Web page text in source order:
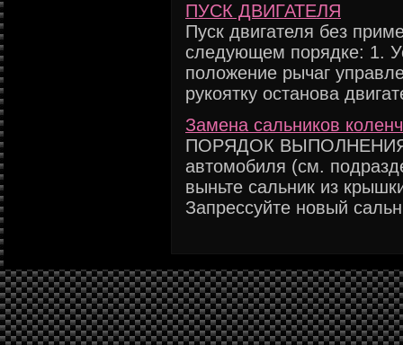
ПУСК ДBИГАТEЛЯ
Пуск двигателя без
следующем порядке: 1.
положение рычаг
рукоятку останова
Замена сальников
ПОРЯДОК ВЫПОЛНЕНИЯ
автомобиля (см.
выньте сальник из
Запрессуйте новый